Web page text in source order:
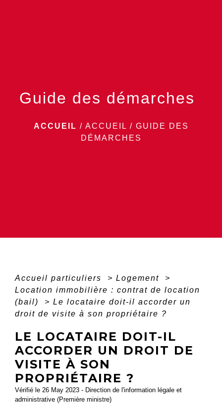
Guide des démarches
ACCUEIL / ACCUEIL / GUIDE DES
DÉMARCHES
Accueil particuliers > Logement
>
Location immobilière : contrat de location
(bail)
> Le locataire doit-il accorder un
droit de visite à son propriétaire ?
LE LOCATAIRE DOIT-IL
ACCORDER UN DROIT DE
VISITE À SON
PROPRIÉTAIRE ?
Vérifié le 26 May 2023 - Direction de l'information légale et
administrative (Première ministre)